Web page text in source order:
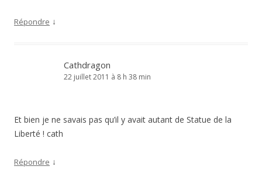
Répondre ↓
Cathdragon
22 juillet 2011 à 8 h 38 min
Et bien je ne savais pas qu’il y avait autant de Statue de la
Liberté ! cath
Répondre ↓